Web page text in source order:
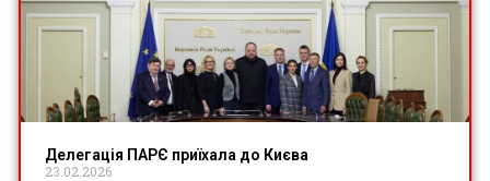
Делегація ПАРЄ приїхала до Києва
23.02.2026